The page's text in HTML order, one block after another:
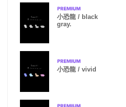
小恐龍 / black
gray.
小恐龍 / vivid